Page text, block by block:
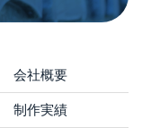
会社概要
制作実績